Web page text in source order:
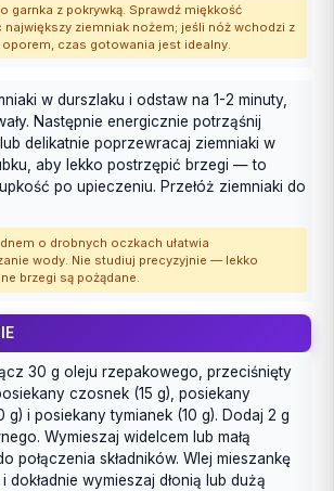
garnka z pokrywką. Sprawdź miękkość
największy ziemniak nożem; jeśli nóż wchodzi z
czas gotowania jest idealny.
w durszlaku i odstaw na 1-2 minuty,
Następnie energicznie potrząśnij
delikatnie poprzewracaj ziemniaki w
aby lekko postrzępić brzegi — to
po upieczeniu. Przełóż ziemniaki do
o drobnych oczkach ułatwia
wody. Nie studiuj precyzyjnie — lekko
brzegi są pożądane.
30 g oleju rzepakowego, przeciśnięty
czosnek (15 g), posiekany
g) i posiekany tymianek (10 g). Dodaj 2 g
Wymieszaj widelcem lub małą
połączenia składników. Wlej mieszankę
dokładnie wymieszaj dłonią lub dużą